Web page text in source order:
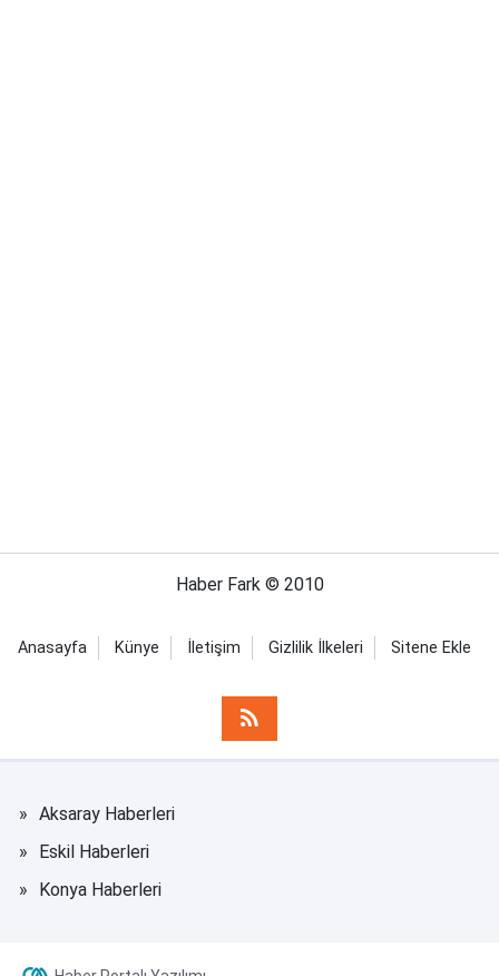
Haber Fark © 2010
Anasayfa Künye İletişim Gizlilik İlkeleri Sitene Ekle
Aksaray Haberleri
Eskil Haberleri
Konya Haberleri